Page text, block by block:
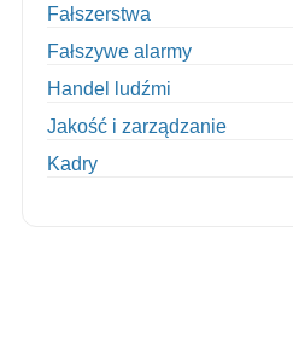
Fałszerstwa
Fałszywe alarmy
Handel ludźmi
Jakość i zarządzanie
Kadry